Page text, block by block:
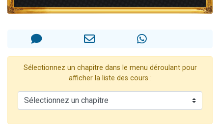
Il reste 49 places pour étudier en groupe sur Zoom
2 personnes viennent de nous rejoindre sur WhatsApp
Sélectionnez un chapitre dans le menu déroulant pour
afficher la liste des cours :